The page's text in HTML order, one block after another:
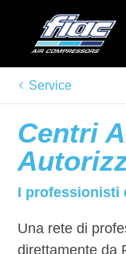
Service
Centri
I professionisti
Una rete di
direttamente da